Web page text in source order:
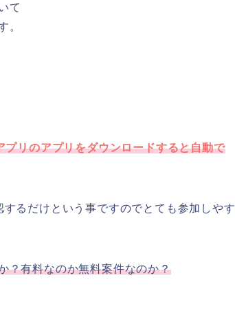
て
。
プリのアプリをダウンロードすると自動で
るだけという事ですのでとても参加しやす
？有料なのか無料案件なのか？